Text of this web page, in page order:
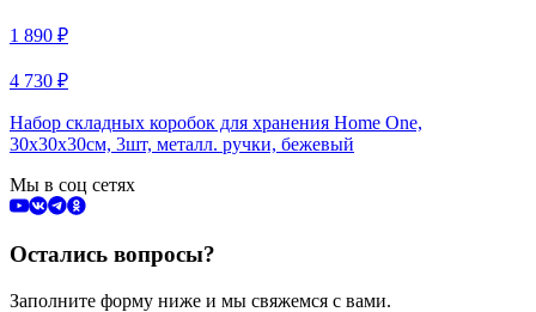
1 890 ₽
4 730 ₽
Набор складных коробок для хранения Home One,
30х30х30см, 3шт, металл. ручки, бежевый
Мы в соц сетях
Остались вопросы?
Заполните форму ниже и мы свяжемся с вами.